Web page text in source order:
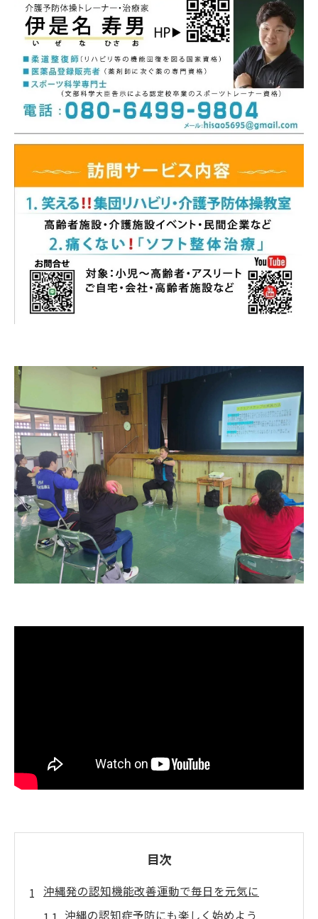
目次
沖縄発の認知機能改善運動で毎日を元気に
沖縄の認知症予防にも楽しく始めよう